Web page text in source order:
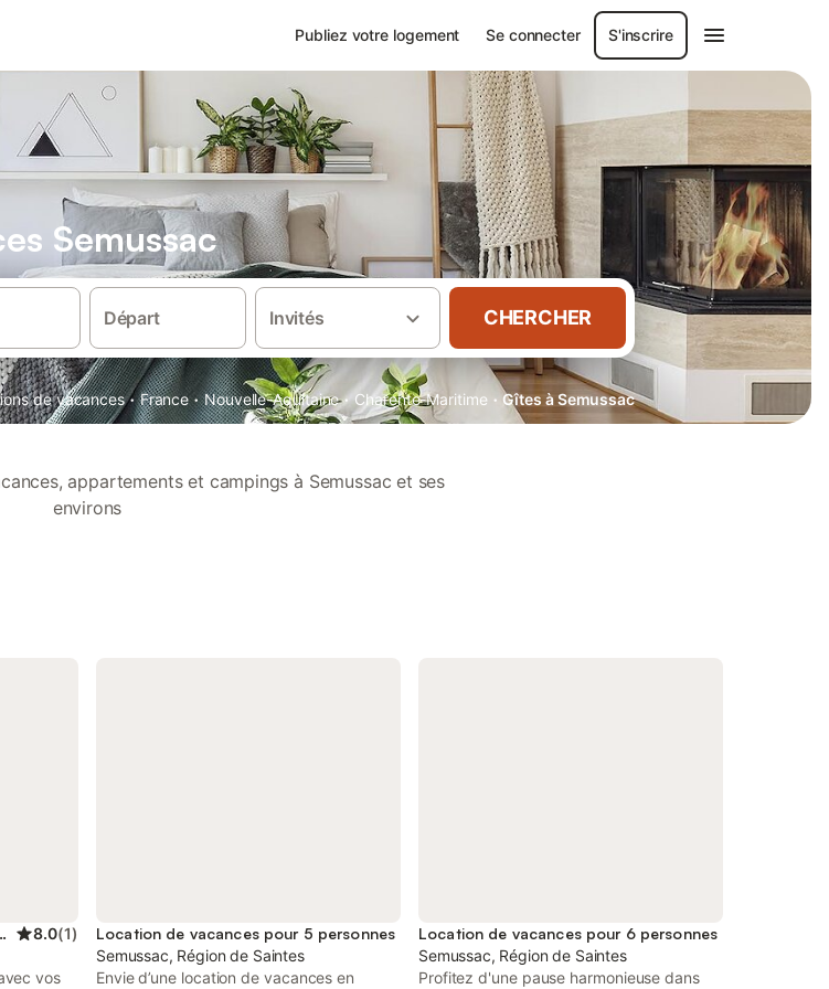
Publiez votre logement Se connecter S'inscrire
Semussac
Départ Invités CHERCHER
de vacances · France · Nouvelle-Aquitaine · Charente-Maritime · Gîtes à Semussac
appartements et campings à Semussac et ses
environs
6 personnes 8.0(1)
vos
Location de vacances pour 5 personnes
Semussac, Région de Saintes
Envie d’une location de vacances en
Location de vacances pour 6 personnes
Semussac, Région de Saintes
Profitez d'une pause harmonieuse dans